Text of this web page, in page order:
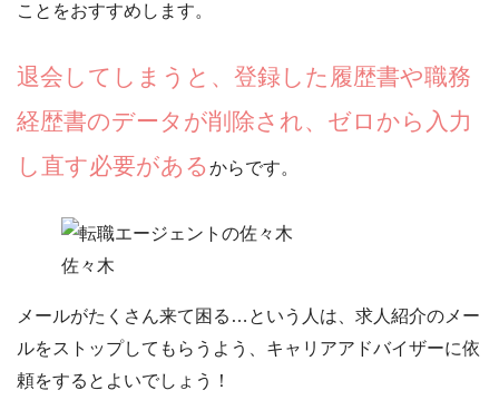
ことをおすすめします。
退会してしまうと、登録した履歴書や職務
経歴書のデータが削除され、ゼロから入力
し直す必要があるからです。
佐々木
メールがたくさん来て困る…という人は、 求人紹介のメー
ルをストップしてもらう よう、キャリアアドバイザーに依
頼をするとよいでしょう！